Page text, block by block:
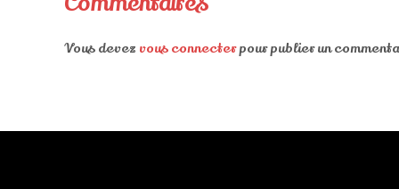
Vous devez vous connecterpour publier un